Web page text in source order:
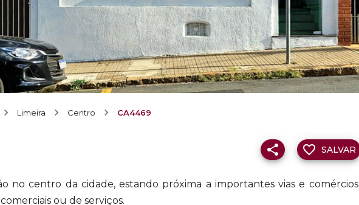
Limeira Centro CA4469
no centro da cidade, estando próxima a importantes vias e comércios
ou de serviços.
SALVAR